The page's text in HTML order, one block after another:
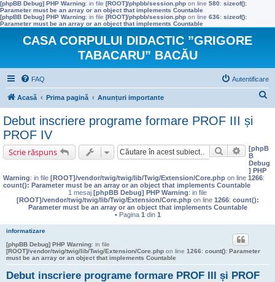
[phpBB Debug] PHP Warning: in file [ROOT]/phpbb/session.php on line 580: sizeof():
Parameter must be an array or an object that implements Countable
[phpBB Debug] PHP Warning: in file [ROOT]/phpbb/session.php on line 636: sizeof():
Parameter must be an array or an object that implements Countable
CASA CORPULUI DIDACTIC ”GRIGORE
TABACARU” BACĂU
FAQ Autentificare
Acasă Prima pagină Anunțuri importante
Debut inscriere programe formare PROF III și
PROF IV
Scrie răspuns Căutare[phpB
B
Debug
] PHP
Warning: in file [ROOT]/vendor/twig/twig/lib/Twig/Extension/Core.php on line 1266:
count(): Parameter must be an array or an object that implements Countable
1 mesaj [phpBB Debug] PHP Warning: in file
[ROOT]/vendor/twig/twig/lib/Twig/Extension/Core.phpon line 1266: count():
Parameter must be an array or an object that implements Countable
• Pagina 1 din 1
informatizare
[phpBB Debug] PHP Warning: in file
[ROOT]/vendor/twig/twig/lib/Twig/Extension/Core.php on line 1266: count(): Parameter
must be an array or an object that implements Countable
Debut inscriere programe formare PROF III și PROF